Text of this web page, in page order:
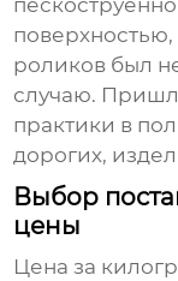
роликов был
случаю.
практики в
дорогих,
Выбор
цены
Цена за